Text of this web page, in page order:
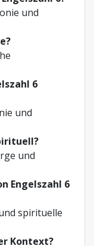
und
6
und
und
Engelszahl 6
spirituelle
Kontext?